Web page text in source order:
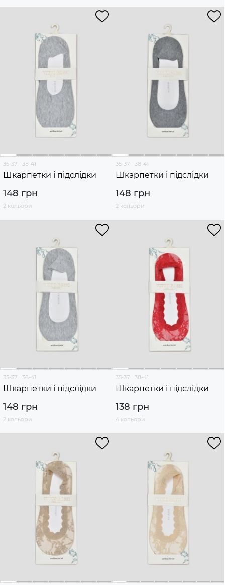
35-37 38-41
Шкарпетки і підслідки
148 грн
2 кольори
35-37 38-41
Шкарпетки і підслідки
148 грн
2 кольори
35-37 38-41
Шкарпетки і підслідки
148 грн
2 кольори
35-37 38-41
Шкарпетки і підслідки
138 грн
4 кольори